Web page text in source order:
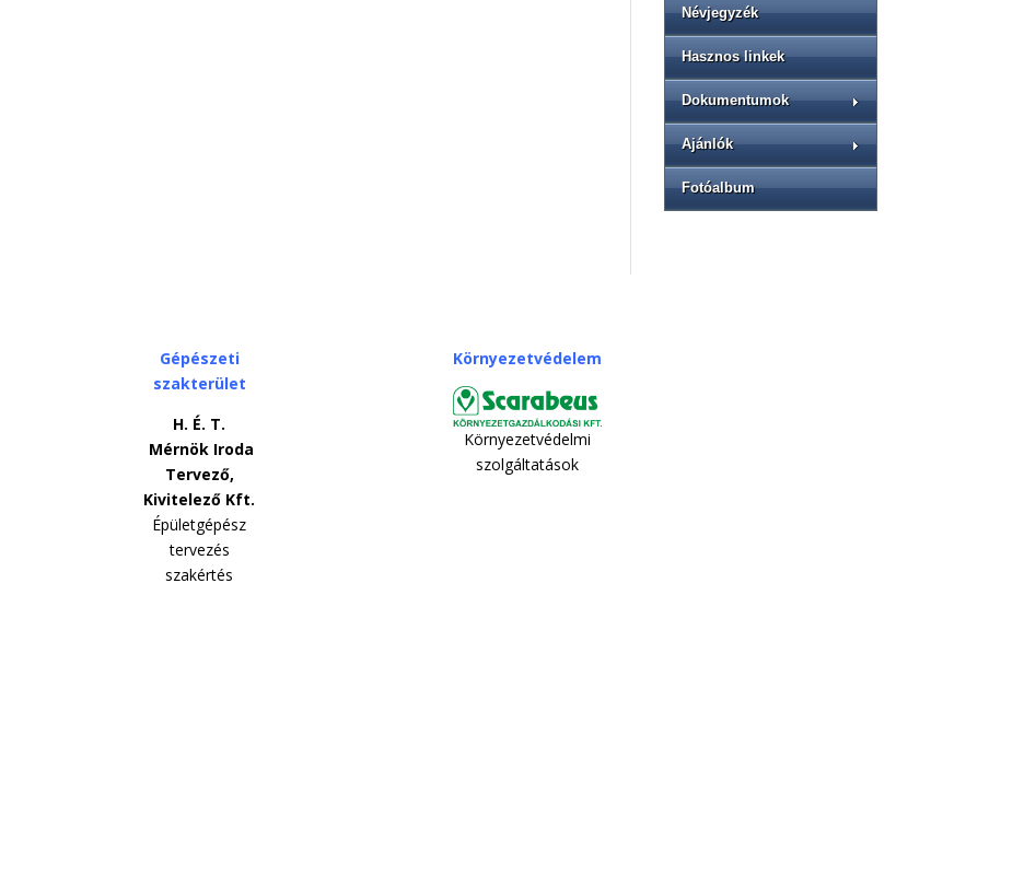
Névjegyzék
Hasznos linkek
Dokumentumok
Ajánlók
Fotóalbum
Gépészeti
szakterület
H. É. T.
Mérnök Iroda
Tervező,
Kivitelező Kft.
Épületgépész
tervezés
szakértés
Környezetvédelem
Környezetvédelmi
szolgáltatások